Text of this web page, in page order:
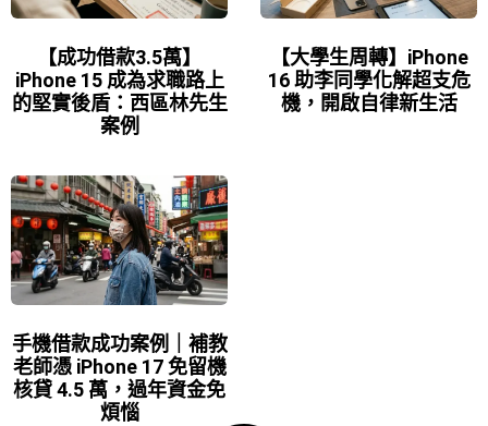
【成功借款3.5萬】
iPhone 15 成為求職路上
的堅實後盾：西區林先生
案例
【大學生周轉】iPhone
16 助李同學化解超支危
機，開啟自律新生活
手機借款成功案例｜補教
老師憑 iPhone 17 免留機
核貸 4.5 萬，過年資金免
煩惱